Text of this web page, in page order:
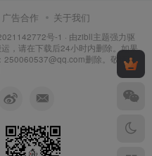
广告合作 关于我们
号-1 · 由zibll主题强力驱
，请在下载后24小时内删除。如果
删除。敬请谅